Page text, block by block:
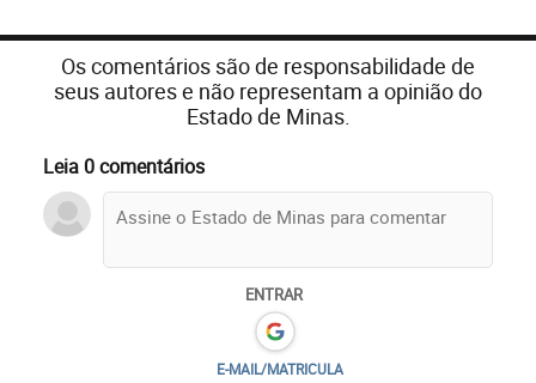
Os comentários são de responsabilidade de
seus autores e não representam a opinião do
Estado de Minas.
Leia 0 comentários
ENTRAR
E-MAIL/MATRICULA